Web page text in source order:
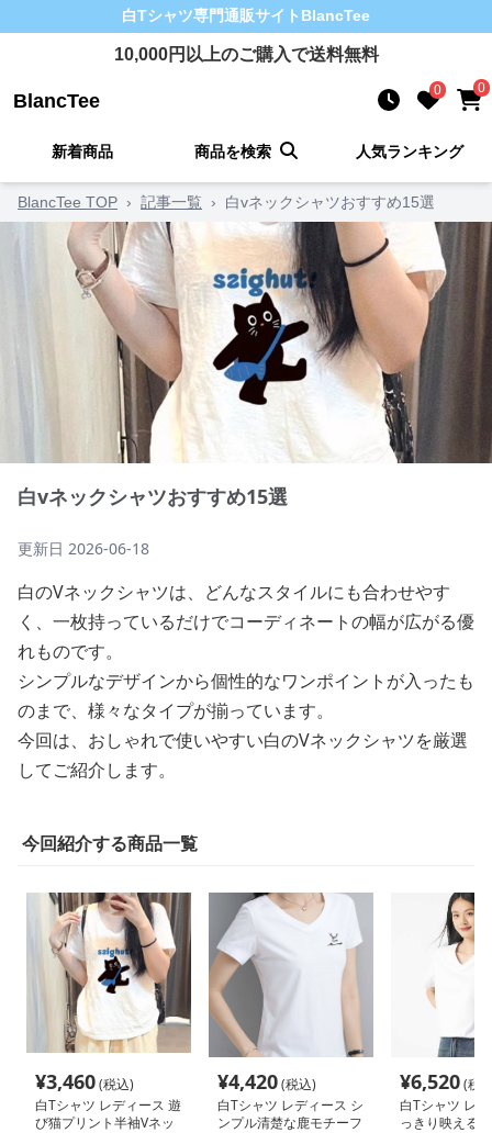
白Tシャツ専門通販サイト BlancTee
10,000円以上のご購入で送料無料
BlancTee 0 0
新着商品 商品を検索 人気ランキング
BlancTee TOP › 記事一覧 › 白vネックシャツおすすめ15選
白vネックシャツおすすめ15選
更新日 2026-06-18
白のVネックシャツは、どんなスタイルにも合わせやす
く、一枚持っているだけでコーディネートの幅が広がる優
れものです。
シンプルなデザインから個性的なワンポイントが入ったも
のまで、様々なタイプが揃っています。
今回は、おしゃれで使いやすい白のVネックシャツを厳選
してご紹介します。
今回紹介する商品一覧
¥3,460(税込)
白Tシャツ レディース 遊
び猫プリント半袖Vネッ
¥4,420(税込)
白Tシャツ レディース シ
ンプル清楚な鹿モチーフ
¥6,520(税
白Tシャツ レ
っきり映える